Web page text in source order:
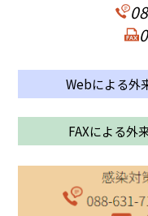
Webによる外
FAXによる外